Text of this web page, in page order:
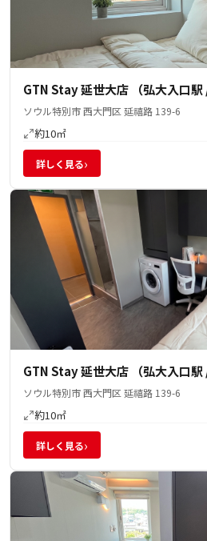
GTN Stay 延世大店 （弘大入口駅
ソウル特別市 西大門区 延禧路 139-6
約10㎡
詳しく見る›
GTN Stay 延世大店 （弘大入口駅
ソウル特別市 西大門区 延禧路 139-6
約10㎡
詳しく見る›